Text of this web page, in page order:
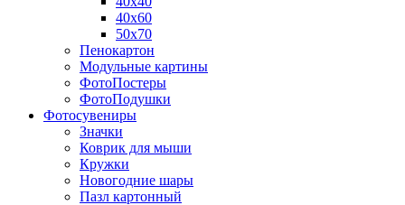
40х60
50х70
Пенокартон
Модульные картины
ФотоПостеры
ФотоПодушки
Фотоcувениры
Значки
Коврик для мыши
Кружки
Новогодние шары
Пазл картонный